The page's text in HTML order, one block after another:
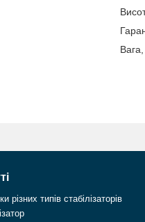
різних типів стабілізаторів